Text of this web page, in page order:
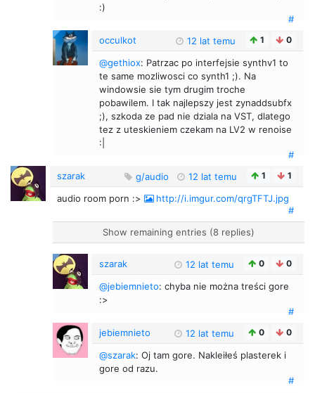
:)
#
occulkot
12 lat temu 1 0
@gethiox: Patrzac po interfejsie synthv1 to
te same mozliwosci co synth1 ;). Na
windowsie sie tym drugim troche
pobawilem. I tak najlepszy jest zynaddsubfx
;), szkoda ze pad nie dziala na VST, dlatego
tez z uteskieniem czekam na LV2 w renoise
:|
#
szarak
g/audio 12 lat temu 1 1
audio room porn :>
http://i.imgur.com/qrgTFTJ.jpg
#
Show remaining entries (8 replies)
szarak 12 lat temu 0 0
@jebiemnieto: chyba nie można treści gore
:>
#
jebiemnieto
12 lat temu 0 0
@szarak: Oj tam gore. Nakleiłeś plasterek i
gore od razu.
#